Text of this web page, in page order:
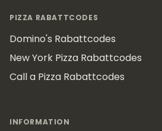
PIZZA RABATTCODES
Domino's Rabattcodes
New York Pizza Rabattcodes
Call a Pizza Rabattcodes
INFORMATION